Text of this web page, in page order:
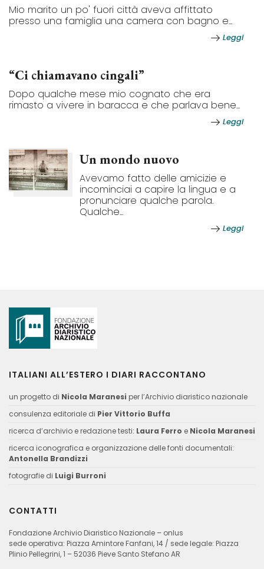
Mio marito un po' fuori città aveva affittato
presso una famiglia una camera con bagno e...
Leggi
“Ci chiamavano cingali”
Dopo qualche mese mio cognato che era
rimasto a vivere in baracca e che parlava bene...
Leggi
Un mondo nuovo
Avevamo fatto delle amicizie e
incominciai a capire la lingua e a
pronunciare qualche parola.
Qualche...
Leggi
ITALIANI ALL’ESTERO I DIARI RACCONTANO
un progetto di Nicola Maranesi per l’Archivio diaristico nazionale
consulenza editoriale di Pier Vittorio Buffa
ricerca d’archivio e redazione testi: Laura Ferro e Nicola Maranesi
ricerca iconografica e organizzazione delle fonti documentali:
Antonella Brandizzi
fotografie di Luigi Burroni
CONTATTI
Fondazione Archivio Diaristico Nazionale – onlus
sede operativa: Piazza Amintore Fanfani, 14 / sede legale: Piazza
Plinio Pellegrini, 1 – 52036 Pieve Santo Stefano AR